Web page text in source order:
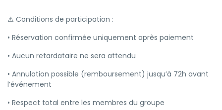
⚠️ Conditions de participation :
• Réservation confirmée uniquement après paiement
• Aucun retardataire ne sera attendu
• Annulation possible (remboursement) jusqu’à 72h avant
l’événement
• Respect total entre les membres du groupe